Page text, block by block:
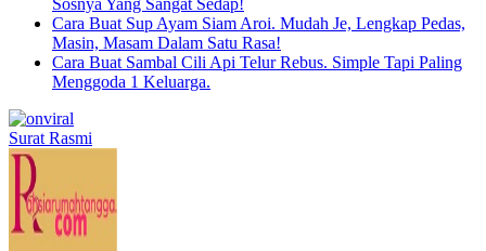
Cara Buat Sup Ayam Siam Aroi. Mudah Je, Lengkap Pedas,
Masin, Masam Dalam Satu Rasa!
Cara Buat Sambal Cili Api Telur Rebus. Simple Tapi Paling
Menggoda 1 Keluarga.
Surat Rasmi